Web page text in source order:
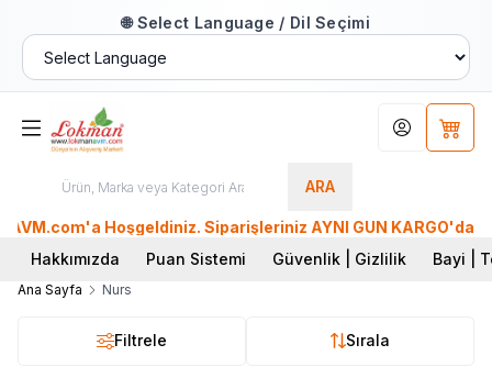
🌐 Select Language / Dil Seçimi
ARA
Hesabım
Hoşgeldiniz. Siparişleriniz AYNI GÜN KARGO'da.
Hakkımızda
Puan Sistemi Güvenlik | Gizlilik Bayi |
Ana Sayfa Nurs
Filtrele Sırala